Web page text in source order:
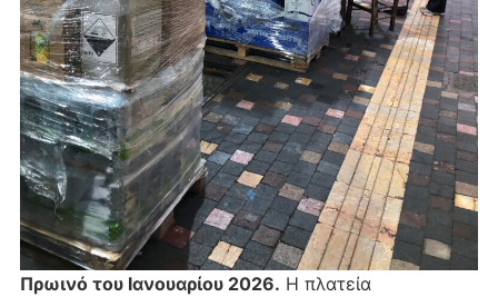
Πρωινό του Ιανουαρίου 2026. Η πλατεία